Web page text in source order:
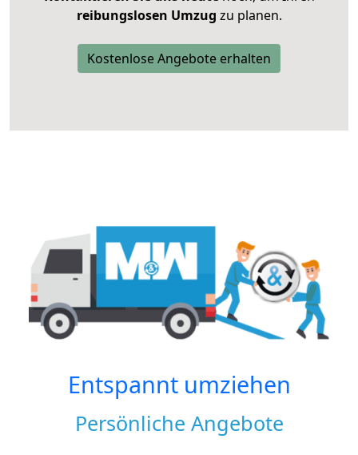
reibungslosen Umzug zu planen.
Kostenlose Angebote erhalten
Entspannt umziehen
Persönliche Angebote